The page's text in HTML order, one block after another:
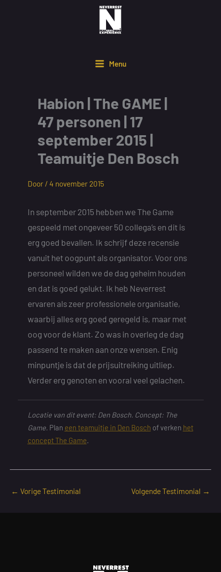
Menu
Habion | The GAME |
47 personen | 17
september 2015 |
Teamuitje Den Bosch
Door / 4 november 2015
In september 2015 hebben we The Game
gespeeld met ongeveer 50 collega’s en dit is
erg goed bevallen. Ik schrijf deze recensie
vanuit het oogpunt als organisator. Voor ons
personeel wilden we de dag geheim houden
en dat is goed gelukt. Ik heb Neverrest
ervaren als zeer professionele organisatie,
waarbij alles erg goed geregeld is, maar met
oog voor de klant. Zo was in overleg de dag
passend te maken aan onze wensen. Enig
minpuntje is dat de prijsuitreiking uitliep.
Verder erg genoten en vooral veel gelachen.
Locatie van dit event: Den Bosch. Concept: The
Game. Plan een teamuitje in Den Bosch of verken het
concept The Game.
← Vorige Testimonial Volgende Testimonial →